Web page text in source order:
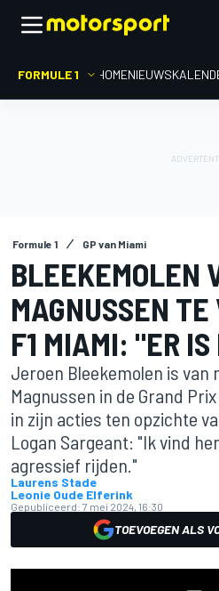
FORMULE 1 HOMENIEUWS
Formule 1 GP van Miami
BLEEKEMOLEN
MAGNUSSEN
F1 MIAMI: "ER IS
Jeroen Bleekemolen is van
Magnussen in de Grand
in zijn acties ten opzichte
Logan Sargeant: "Ik vind
agressief rijden."
Laurens Stade
Leonie Oude Elferink
Gepubliceerd: 7 mei 2024, 16:30
TOEVOEGEN ALS